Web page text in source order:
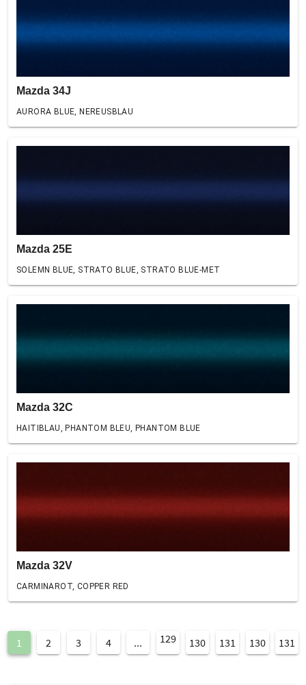
Mazda 34J
AURORA BLUE, NEREUSBLAU
Mazda 25E
SOLEMN BLUE, STRATO BLUE, STRATO BLUE-MET
Mazda 32C
HAITIBLAU, PHANTOM BLEU, PHANTOM BLUE
Mazda 32V
CARMINAROT, COPPER RED
1 2 3 4 ... 129 130 131 130 131